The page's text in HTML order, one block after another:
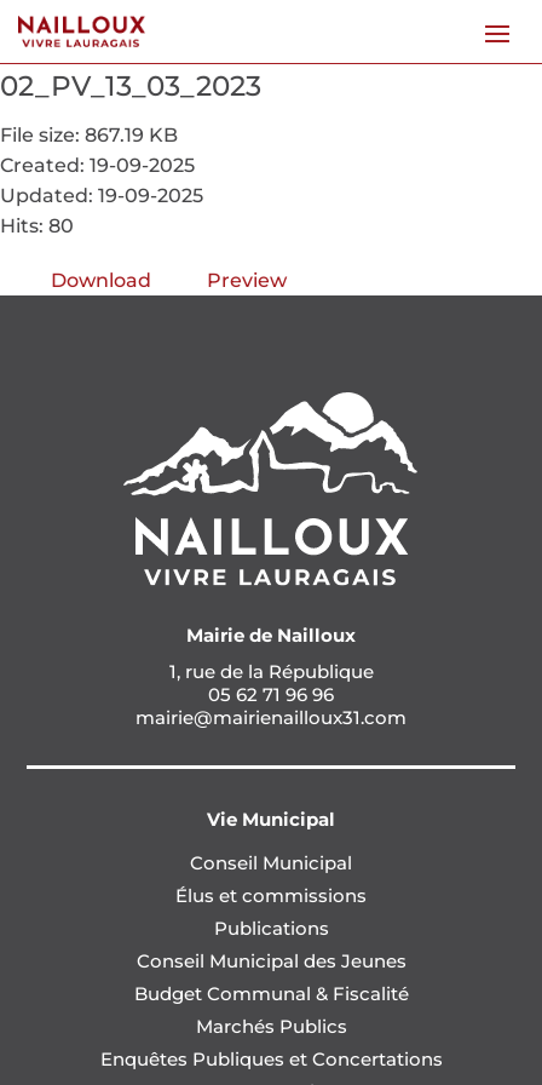
02_PV_13_03_2023
File size: 867.19 KB
Created: 19-09-2025
Updated: 19-09-2025
Hits: 80
Download Preview
Mairie de Nailloux
1, rue de la République
05 62 71 96 96
mairie@mairienailloux31.com
Vie Municipal
Conseil Municipal
Élus et commissions
Publications
Conseil Municipal des Jeunes
Budget Communal & Fiscalité
Marchés Publics
Enquêtes Publiques et Concertations